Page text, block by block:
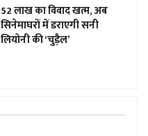
52 लाख का विवाद खत्म, अब
सिनेमाघरों में डराएगी सनी
लियोनी की ‘चुड़ैल’